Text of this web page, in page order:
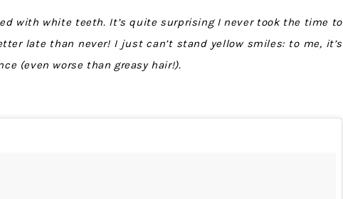
with white teeth. It’s quite surprising I never took the time to
late than never! I just can’t stand yellow smiles: to me, it’s
(even worse than greasy hair!).